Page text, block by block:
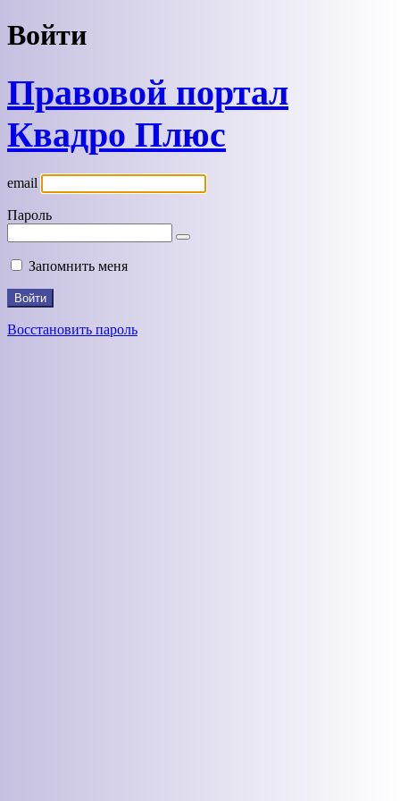
Войти
Правовой портал
Квадро Плюс
email
Пароль
Запомнить меня
Восстановить пароль